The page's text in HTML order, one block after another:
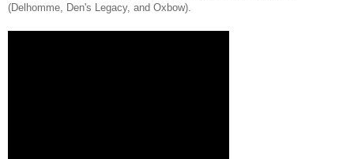
(Delhomme, Den's Legacy, and Oxbow).